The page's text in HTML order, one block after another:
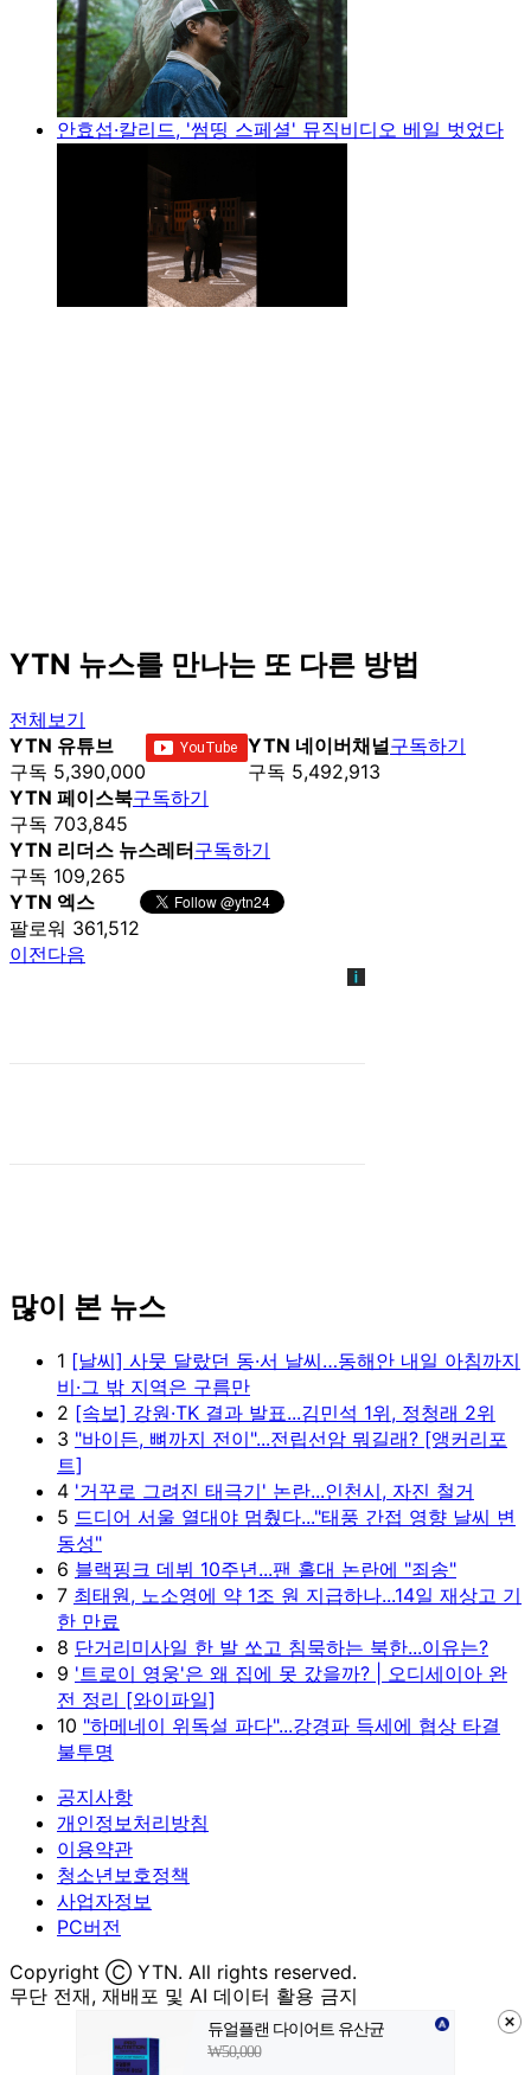
안효섭·칼리드, '썸띵 스페셜' 뮤직비디오 베일 벗었다
YTN 뉴스를 만나는 또 다른 방법
전체보기
YTN 유튜브
구독 5,390,000
YTN 네이버채널
구독 5,492,913
구독하기
YTN 페이스북
구독 703,845
구독하기
YTN 리더스 뉴스레터
구독 109,265
구독하기
YTN 엑스
팔로워 361,512
이전다음
많이 본 뉴스
1 [날씨] 사뭇 달랐던 동·서 날씨…동해안 내일 아침까지
비·그 밖 지역은 구름만
2 [속보] 강원·TK 결과 발표...김민석 1위, 정청래 2위
3 "바이든, 뼈까지 전이"...전립선암 뭐길래? [앵커리포
트]
4 '거꾸로 그려진 태극기' 논란...인천시, 자진 철거
5 드디어 서울 열대야 멈췄다..."태풍 간접 영향 날씨 변
동성"
6 블랙핑크 데뷔 10주년...팬 홀대 논란에 "죄송"
7 최태원, 노소영에 약 1조 원 지급하나...14일 재상고 기
한 만료
8 단거리미사일 한 발 쏘고 침묵하는 북한...이유는?
9 '트로이 영웅'은 왜 집에 못 갔을까? | 오디세이아 완
전 정리 [와이파일]
10 "하메네이 위독설 파다"...강경파 득세에 협상 타결
불투명
공지사항
개인정보처리방침
이용약관
청소년보호정책
사업자정보
PC버전
Copyright Ⓒ YTN. All rights reserved.
무단 전재, 재배포 및 AI 데이터 활용 금지